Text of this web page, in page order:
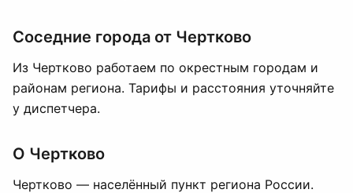
Соседние города от Чертково
Из Чертково работаем по окрестным городам и
районам региона. Тарифы и расстояния уточняйте
у диспетчера.
О Чертково
Чертково — населённый пункт региона России.